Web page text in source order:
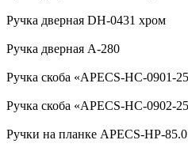
Ручка дверная DH-0431 хром
Ручка дверная А-280
Ручка скоба «APECS-HC-0901-
Ручка скоба «APECS-HC-0902-
Ручки на планке APECS-HP-